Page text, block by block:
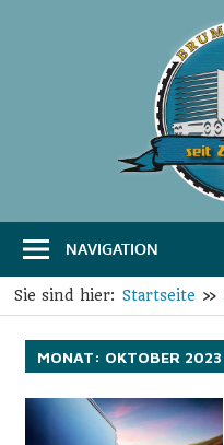
NAVIGATION
Sie sind hier: Startseite
MONAT: OKTOBER 2023